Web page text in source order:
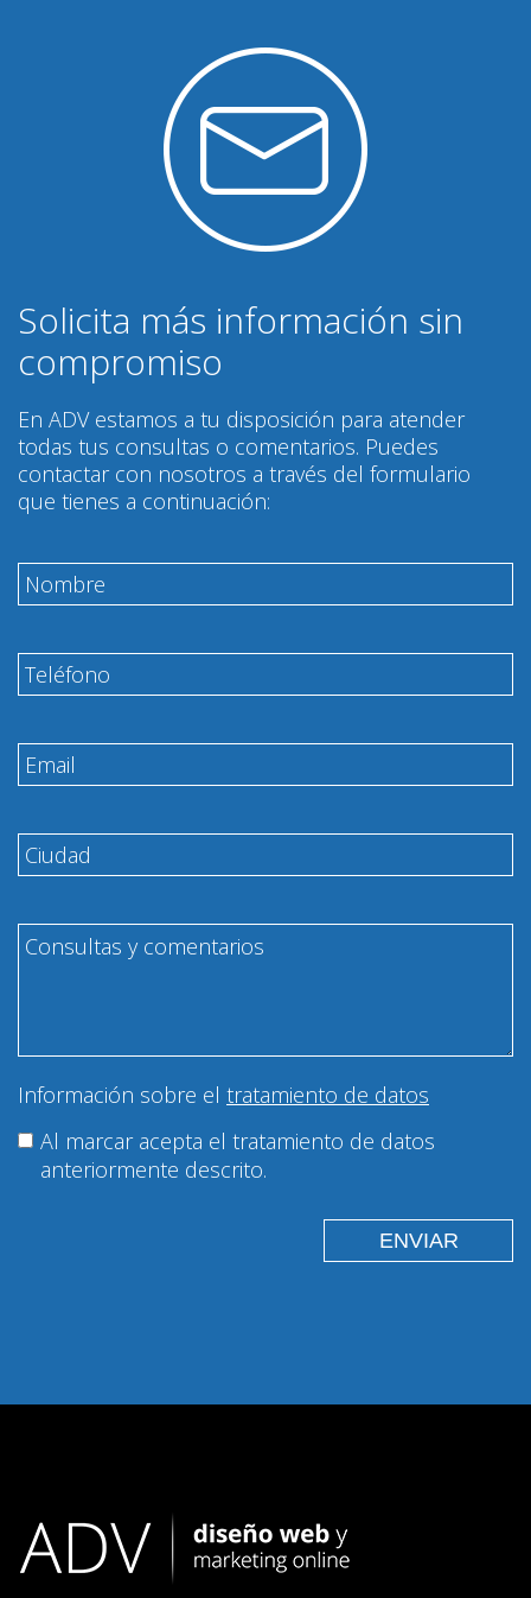
Solicita más información sin
compromiso
En ADV estamos a tu disposición para atender
todas tus consultas o comentarios. Puedes
contactar con nosotros a través del formulario
que tienes a continuación:
Información sobre el tratamiento de datos
Al marcar acepta el tratamiento de datos
anteriormente descrito.